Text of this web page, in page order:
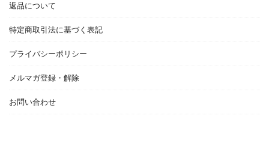
返品について
特定商取引法に基づく表記
プライバシーポリシー
メルマガ登録・解除
お問い合わせ